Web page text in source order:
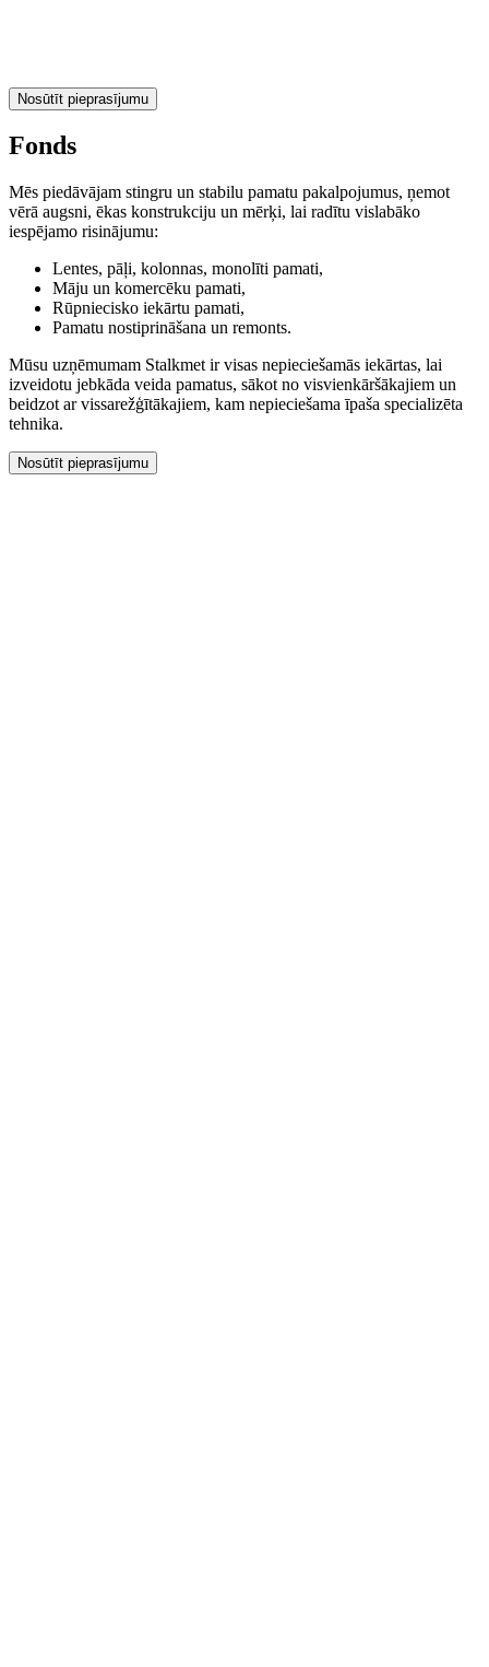
Nosūtīt pieprasījumu
Fonds
Mēs piedāvājam stingru un stabilu pamatu pakalpojumus, ņemot
vērā augsni, ēkas konstrukciju un mērķi, lai radītu vislabāko
iespējamo risinājumu:
Lentes, pāļi, kolonnas, monolīti pamati,
Māju un komercēku pamati,
Rūpniecisko iekārtu pamati,
Pamatu nostiprināšana un remonts.
Mūsu uzņēmumam Stalkmet ir visas nepieciešamās iekārtas, lai
izveidotu jebkāda veida pamatus, sākot no visvienkāršākajiem un
beidzot ar vissarežģītākajiem, kam nepieciešama īpaša specializēta
tehnika.
Nosūtīt pieprasījumu